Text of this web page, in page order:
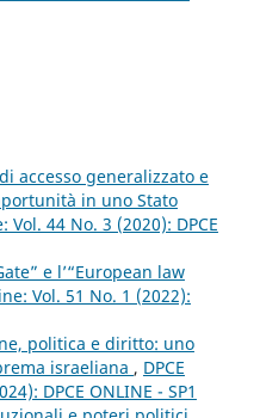
accesso generalizzato e
in uno Stato
Vol. 44 No. 3 (2020): DPCE
e l’“European law
Vol. 51 No. 1 (2022):
politica e diritto: uno
israeliana , DPCE
DPCE ONLINE - SP1